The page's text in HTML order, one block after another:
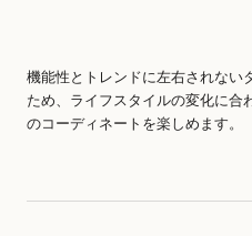
機能性とトレンドに左右されない
ため、ライフスタイルの変化に合
のコーディネートを楽しめます。